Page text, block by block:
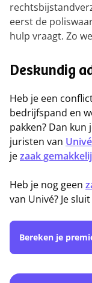
eerst de
hulp vraagt. Zo
Deskundig
Heb je een
bedrijfspand en
pakken? Dan kun
juristen van
jezaak
Heb je nog geen
van Univé? Je
Bereken je